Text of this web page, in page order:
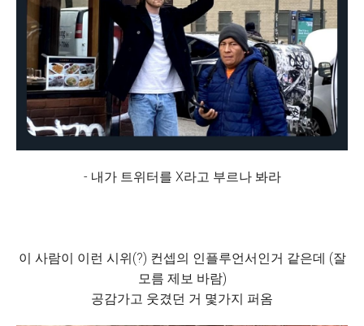
- 내가 트위터를 X라고 부르나 봐라
이 사람이 이런 시위(?) 컨셉의 인플루언서인거 같은데 (잘
모름 제보 바람)
공감가고 웃겼던 거 몇가지 퍼옴